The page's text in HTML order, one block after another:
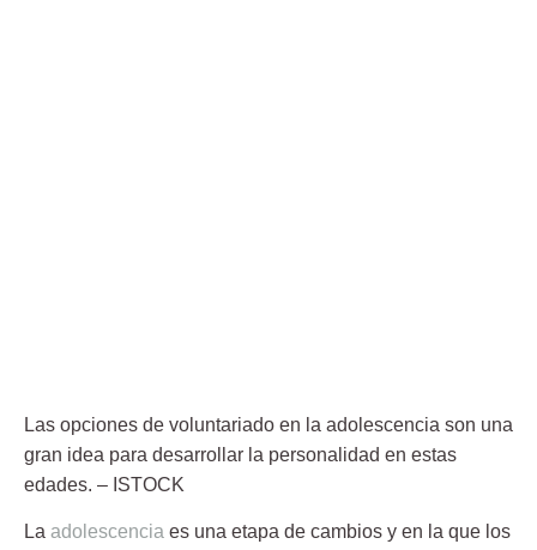
Las opciones de voluntariado en la adolescencia son una
gran idea para desarrollar la personalidad en estas
edades. – ISTOCK
La adolescencia es una etapa de cambios y en la que los